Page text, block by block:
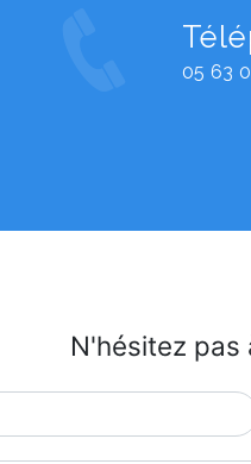
05 63
N'hésitez pas